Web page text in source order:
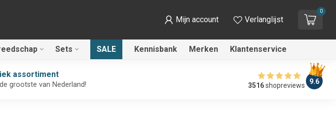
Mijn account Verlanglijst
0
Sets SALE Kennisbank Merken Klantenservice
assortiment
grootste van Nederland! 3516shopreviews 9.6